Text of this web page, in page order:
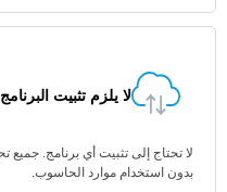
لا يلزم تثبيت البرنامج
بدون استخدام موارد الحاسوب.